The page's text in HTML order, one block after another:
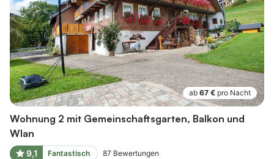
ab 67 € pro Nacht
Wohnung 2 mit Gemeinschaftsgarten, Balkon und
Wlan
9,1 Fantastisch 87 Bewertungen